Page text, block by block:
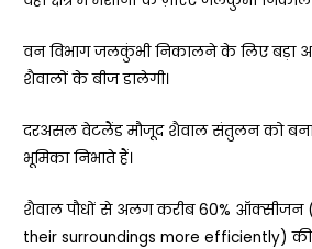
वन विभाग जलकुंभी निकालने के लिए बड़ा
शैवालों के बीज डालेगी।
दरअसल वेटलैंड मौजूद शैवाल संतुलन को
भूमिका निभाते हैं।
शैवाल पौधों से अलग करीब 60% ऑक्सीजन
their surroundings more efficiently) की